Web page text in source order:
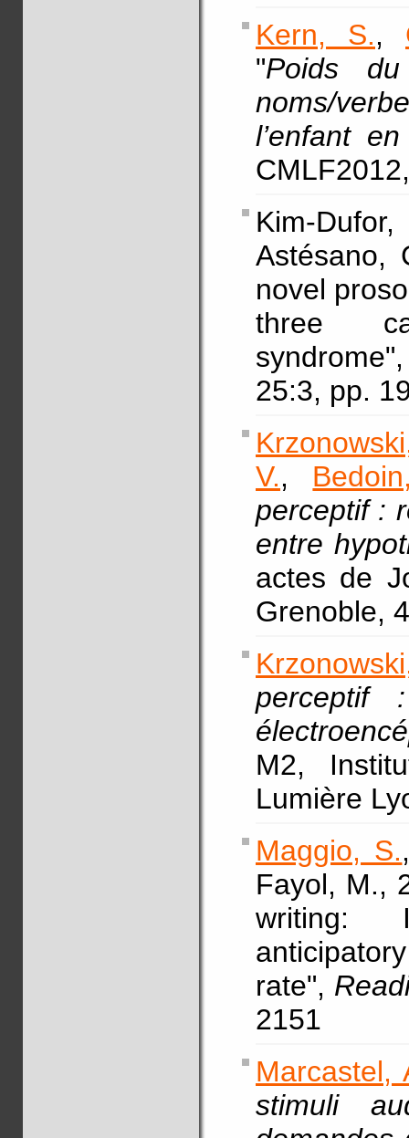
Kern, S.,
"Poids
noms/
l’enfant
Kim-
Astésano,
novel
three
25:3, pp.
V.,
perceptif :
entre
actes de
Grenoble,
perceptif
M2,
Lumière
Maggio, S.
Fayol, M.,
writing:
rate",
2151
Marcastel,
stimuli